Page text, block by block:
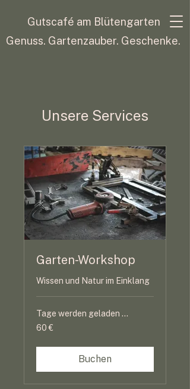
Genuss. Gartenzauber. Geschenke.
Gutscafé am Blütengarten
Unsere Services
Garten-Workshop
Wissen und Natur im Einklang
Tage werden geladen ...
60
Euro
60 €
Buchen